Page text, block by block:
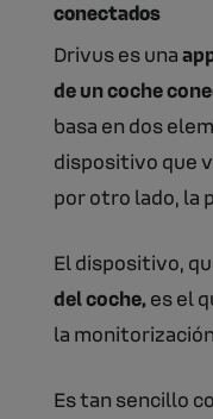
conectados
Drivus es una
de un coche
basa en dos
dispositivo que
por otro lado, la
El dispositivo,
del coche,es el
la
Es tan sencillo